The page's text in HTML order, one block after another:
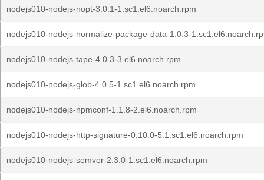
nodejs010-nodejs-nopt-3.0.1-1.sc1.el6.noarch.rpm
nodejs010-nodejs-normalize-package-data-1.0.3-
nodejs010-nodejs-tape-4.0.3-3.el6.noarch.rpm
nodejs010-nodejs-glob-4.0.5-1.sc1.el6.noarch.rpm
nodejs010-nodejs-npmconf-1.1.8-2.el6.noarch.rpm
nodejs010-nodejs-http-signature-0.10.0-5.1.sc1.el6.noarch.rpm
nodejs010-nodejs-semver-2.3.0-1.sc1.el6.noarch.rpm